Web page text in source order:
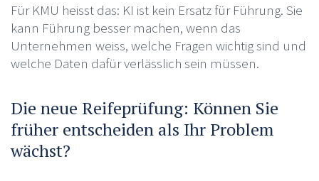
Für KMU heisst das: KI ist kein Ersatz für Führung. Sie
kann Führung besser machen, wenn das
Unternehmen weiss, welche Fragen wichtig sind und
welche Daten dafür verlässlich sein müssen.
Die neue Reifeprüfung: Können Sie
früher entscheiden als Ihr Problem
wächst?